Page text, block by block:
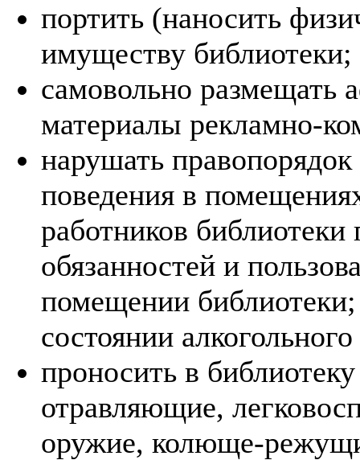
портить (наносить
имуществу библиотеки;
самовольно размещать
материалы рекламно-
нарушать
поведения в
работников
обязанностей и
помещении
состоянии
проносить в
отравляющие,
оружие, колюще-